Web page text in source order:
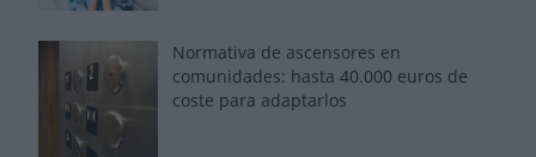
Normativa de ascensores en
comunidades: hasta 40.000 euros de
coste para adaptarlos